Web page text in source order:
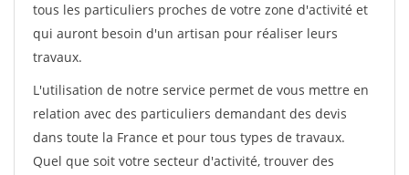
tous les particuliers proches de votre zone d'activité et
qui auront besoin d'un artisan pour réaliser leurs
travaux.
L'utilisation de notre service permet de vous mettre en
relation avec des particuliers demandant des devis
dans toute la France et pour tous types de travaux.
Quel que soit votre secteur d'activité, trouver des